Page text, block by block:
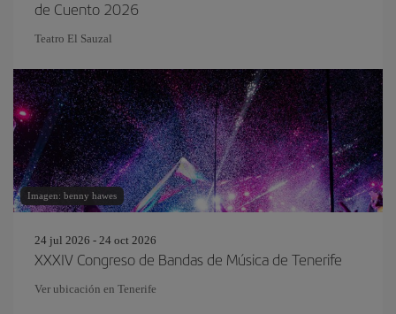
de Cuento 2026
Teatro El Sauzal
Imagen: benny hawes
24 jul 2026 - 24 oct 2026
XXXIV Congreso de Bandas de Música de Tenerife
Ver ubicación en Tenerife